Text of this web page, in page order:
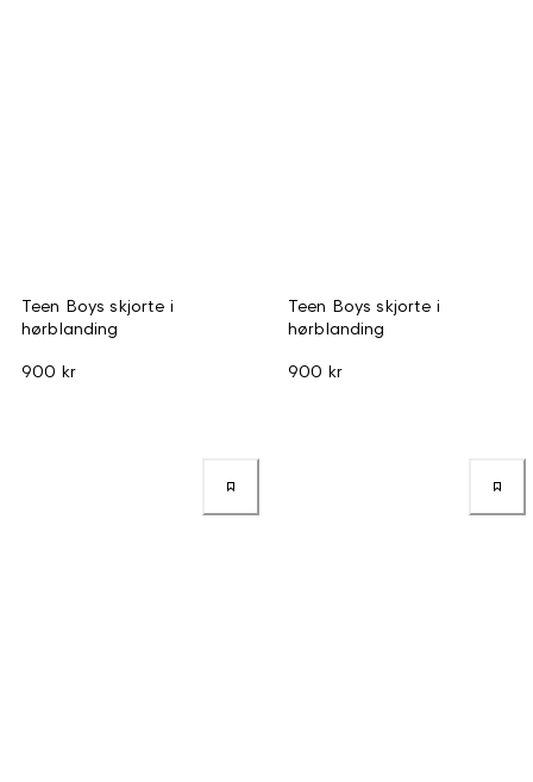
Teen Boys skjorte i
hørblanding
900 kr
Teen Boys skjorte i
hørblanding
900 kr